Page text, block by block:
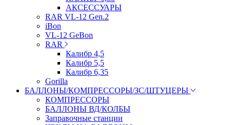
АКСЕССУАРЫ
RAR VL-12 Gen.2
iBon
VL-12 GeBon
RAR
Калибр 4,5
Калибр 5,5
Калибр 6,35
Gorilla
БАЛЛОНЫ/КОМПРЕССОРЫ/ЗС/ШТУЦЕРЫ
КОМПРЕССОРЫ
БАЛЛОНЫ ВД/КОЛБЫ
Заправочные станции